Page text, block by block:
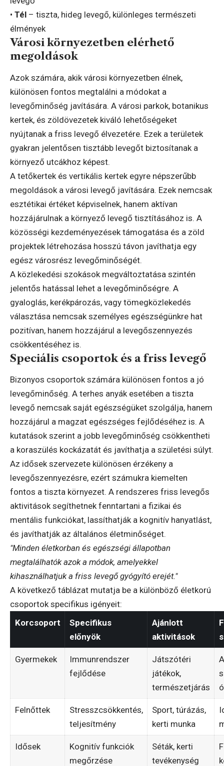
• Tél – tiszta, hideg levegő, különleges természeti
élmények
Városi környezetben elérhető
megoldások
Azok számára, akik városi környezetben élnek,
különösen fontos megtalálni a módokat a
levegőminőség javítására. A városi parkok, botanikus
kertek, és zöldövezetek kiváló lehetőségeket
nyújtanak a friss levegő élvezetére. Ezek a területek
gyakran jelentősen tisztább levegőt biztosítanak a
környező utcákhoz képest.
A tetőkertek és vertikális kertek egyre népszerűbb
megoldások a városi levegő javítására. Ezek nemcsak
esztétikai értéket képviselnek, hanem aktívan
hozzájárulnak a környező levegő tisztításához is. A
közösségi kezdeményezések támogatása és a zöld
projektek létrehozása hosszú távon javíthatja egy
egész városrész levegőminőségét.
A közlekedési szokások megváltoztatása szintén
jelentős hatással lehet a levegőminőségre. A
gyaloglás, kerékpározás, vagy tömegközlekedés
választása nemcsak személyes egészségünkre hat
pozitívan, hanem hozzájárul a levegőszennyezés
csökkentéséhez is.
Speciális csoportok és a friss levegő
Bizonyos csoportok számára különösen fontos a jó
levegőminőség. A terhes anyák esetében a tiszta
levegő nemcsak saját egészségüket szolgálja, hanem
hozzájárul a magzat egészséges fejlődéséhez is. A
kutatások szerint a jobb levegőminőség csökkentheti
a koraszülés kockázatát és javíthatja a születési súlyt.
Az idősek szervezete különösen érzékeny a
levegőszennyezésre, ezért számukra kiemelten
fontos a tiszta környezet. A rendszeres friss levegős
aktivitások segíthetnek fenntartani a fizikai és
mentális funkciókat, lassíthatják a kognitív hanyatlást,
és javíthatják az általános életminőséget.
"Minden életkorban és egészségi állapotban
megtalálhatók azok a módok, amelyekkel
kihasználhatjuk a friss levegő gyógyító erejét."
A következő táblázat mutatja be a különböző életkorú
csoportok specifikus igényeit:
Korcsoport
Specifikus
előnyök
Ajánlott
aktivitások
Gyermekek
Immunrendszer
fejlődése
Játszótéri
játékok,
természetjárás
Felnőttek
Stresszcsökkentés,
teljesítmény
Sport, túrázás,
kerti munka
Idősek
Kognitív funkciók
megőrzése
Séták, kerti
tevékenység